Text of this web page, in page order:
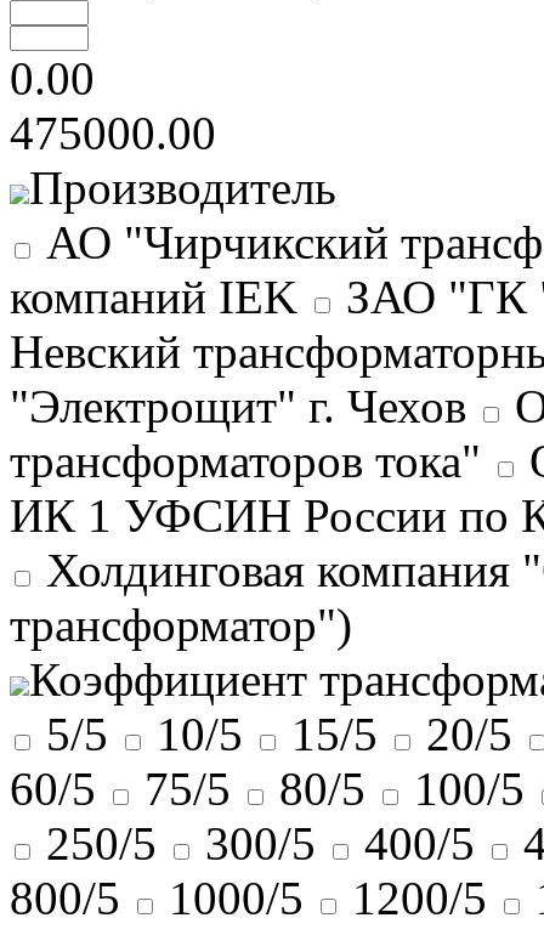
0.00
475000.00
Производитель
АО "Чирчикский
компаний IEK
ЗАО "ГК
Невский
"Электрощит" г. Чехов
трансформаторов тока"
ИК 1 УФСИН России по
Холдинговая
трансформатор")
Коэффициент
5/5
10/5 15/5
20/5
60/5
75/5 80/5
100/5
250/5
300/5 400/5
800/5
1000/5 1200/5